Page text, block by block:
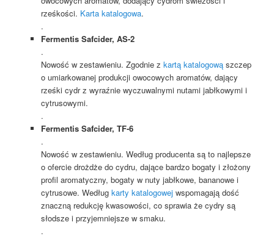
rześkości. Karta katalogowa.
.
Fermentis Safcider, AS-2
.
Nowość w zestawieniu. Zgodnie z kartą katalogowąszczep
o umiarkowanej produkcji owocowych aromatów, dający
rześki cydr z wyraźnie wyczuwalnymi nutami jabłkowymi i
cytrusowymi.
.
Fermentis Safcider, TF-6
.
Nowość w zestawieniu. Według producenta są to najlepsze
o ofercie drożdże do cydru, dające bardzo bogaty i złożony
profil aromatyczny, bogaty w nuty jabłkowe, bananowe i
cytrusowe. Według karty katalogowejwspomagają dość
znaczną redukcję kwasowości, co sprawia że cydry są
słodsze i przyjemniejsze w smaku.
.